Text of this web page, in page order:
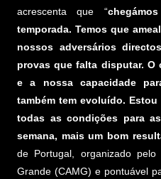
acrescenta que “
temporada. Temos que
nossos adversários
provas que falta disputar. O
e a nossa capacidade
também tem evoluído.
todas as condições para
semana, mais um bom
de Portugal, organizado
Grande (CAMG) e pontuável